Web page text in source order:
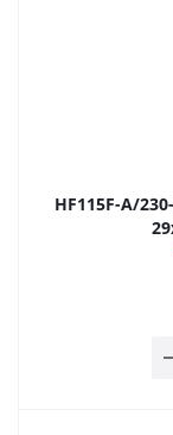
HF115F-A/230-2Z4B реле 2C 230Вac: